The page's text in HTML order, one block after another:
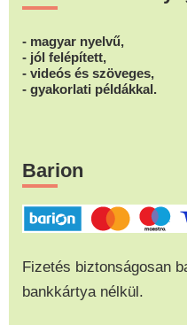
- magyar nyelvű,
- jól felépített,
- videós és szöveges,
- gyakorlati példákkal.
Barion
Fizetés biztonságosan
bankkártya nélkül.